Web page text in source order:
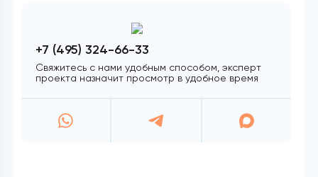
+7 (495) 324-66-33
Свяжитесь с нами удобным способом, эксперт
проекта назначит просмотр в удобное время